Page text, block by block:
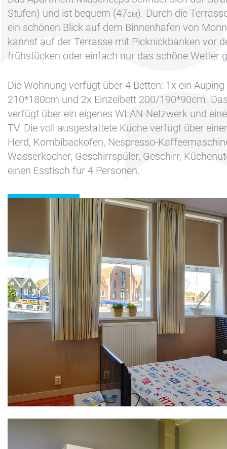
Disclaimer
FAQ
Kontakt &
Anfahrt
Reservieren
Sitemap
Slapen op de
Haven
Apartment
Kajuit
Apartment
Midscheeps
Zimmer
Bakboord
Zimmer
Stuurboord
Stellenangebote
Success
Waterland
Stufen) und ist bequem (47QM). Durch die
ein schönen Blick auf dem Binnenhafen von
kannst auf der Terrasse mit Picknickbänken vor
frühstücken oder einfach nur das schöne Wetter
Die Wohnung verfügt über 4 Betten: 1x ein
210*180cm und 2x Einzelbett 200/190*90cm.
verfügt über ein eigenes WLAN-Netzwerk und
TV. Die voll ausgestattete Küche verfügt über
Herd, Kombibackofen, Nespresso-
Wasserkocher, Geschirrspüler, Geschirr,
einen Esstisch für 4 Personen.